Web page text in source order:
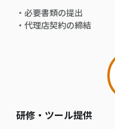
・必要書類の提出
・代理店契約の締結
研修・ツール提供